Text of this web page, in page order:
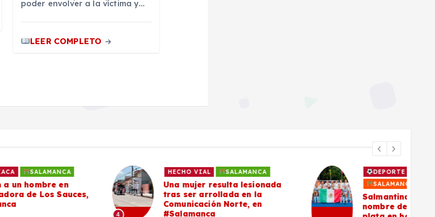
poder envolver a la víctima y…
LEER COMPLETO
HECHO VIAL SALAMANCA
Una mujer resulta lesionada
tras ser arrollada en la
Comunicación Norte, en
#Salamanca
EL MUNDO
SALAMANCA
NACIONAL
Salmantinas ponen en alto el
nombre de México y conquistan